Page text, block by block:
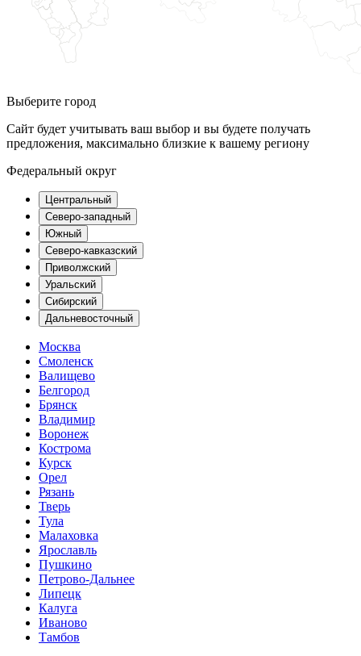
Выберите город
Сайт будет учитывать ваш выбор и вы будете получать
предложения, максимально близкие к вашему региону
Федеральный округ
Центральный
Северо-западный
Южный
Северо-кавказский
Приволжский
Уральский
Сибирский
Дальневосточный
Москва
Смоленск
Валищево
Белгород
Брянск
Владимир
Воронеж
Кострома
Курск
Орел
Рязань
Тверь
Тула
Малаховка
Ярославль
Пушкино
Петрово-Дальнее
Липецк
Калуга
Иваново
Тамбов